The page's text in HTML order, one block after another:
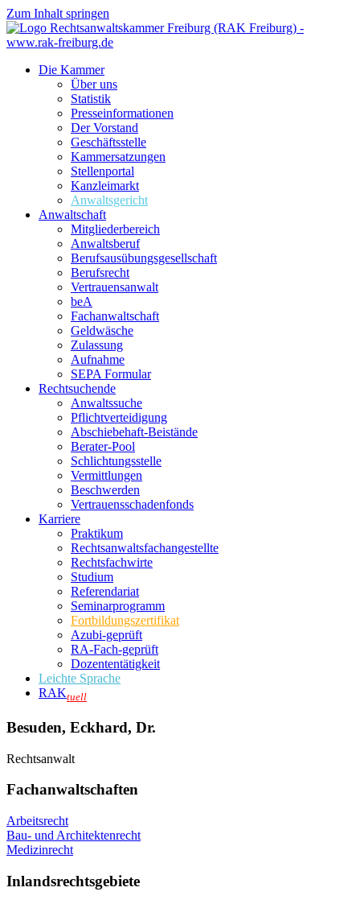
Zum Inhalt springen
Die Kammer
Über uns
Statistik
Presseinformationen
Der Vorstand
Geschäftsstelle
Kammersatzungen
Stellenportal
Kanzleimarkt
Anwaltsgericht
Anwaltschaft
Mitgliederbereich
Anwaltsberuf
Berufsausübungs­gesellschaft
Berufsrecht
Vertrauensanwalt
beA
Fachanwaltschaft
Geldwäsche
Zulassung
Aufnahme
SEPA Formular
Rechtsuchende
Anwaltssuche
Pflichtverteidigung
Abschiebehaft-Beistände
Berater-Pool
Schlichtungsstelle
Vermittlungen
Beschwerden
Vertrauensschadenfonds
Karriere
Praktikum
Rechtsanwalts­fachangestellte
Rechtsfachwirte
Studium
Referendariat
Seminarprogramm
Fortbildungszertifikat
Azubi-geprüft
RA-Fach-geprüft
Dozententätigkeit
Leichte Sprache
RAKtuell
Besuden, Eckhard, Dr.
Rechtsanwalt
Fachanwaltschaften
Arbeitsrecht
Bau- und Architektenrecht
Medizinrecht
Inlandsrechtsgebiete